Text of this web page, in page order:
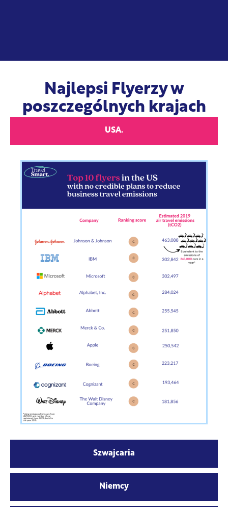
Najlepsi Flyerzy w
poszczególnych krajach
USA.
Szwajcaria
Niemcy